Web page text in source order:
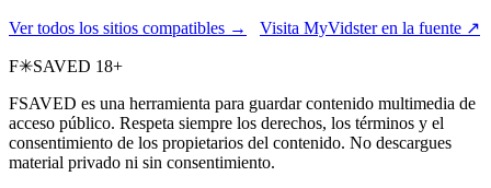
Ver todos los sitios compatibles → Visita MyVidster en la fuente ↗
F✳SAVED 18+
FSAVED es una herramienta para guardar contenido multimedia de
acceso público. Respeta siempre los derechos, los términos y el
consentimiento de los propietarios del contenido. No descargues
material privado ni sin consentimiento.